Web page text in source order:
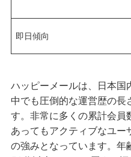
即日傾向
ハッピーメールは、日本国
中でも圧倒的な運営歴の
す。非常に多くの累計会員
あってもアクティブなユー
の強みとなっています。年